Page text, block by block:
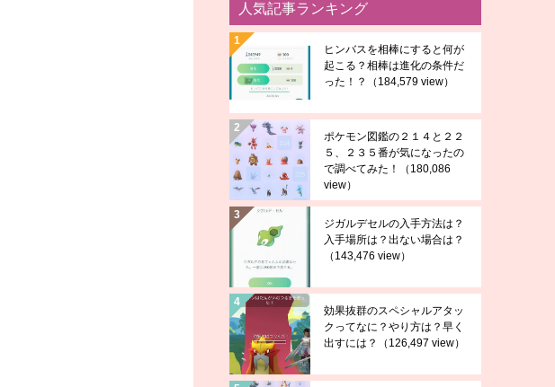
人気記事ランキング
ヒンバスを相棒にすると何が
起こる？相棒は進化の条件だ
った！？
（184,579 view）
ポケモン図鑑の２１４と２２
５、２３５番が気になったの
で調べてみた！
（180,086
view）
ジガルデセルの入手方法は？
入手場所は？出ない場合は？
（143,476 view）
効果抜群のスペシャルアタッ
クってなに？やり方は？早く
出すには？
（126,497 view）